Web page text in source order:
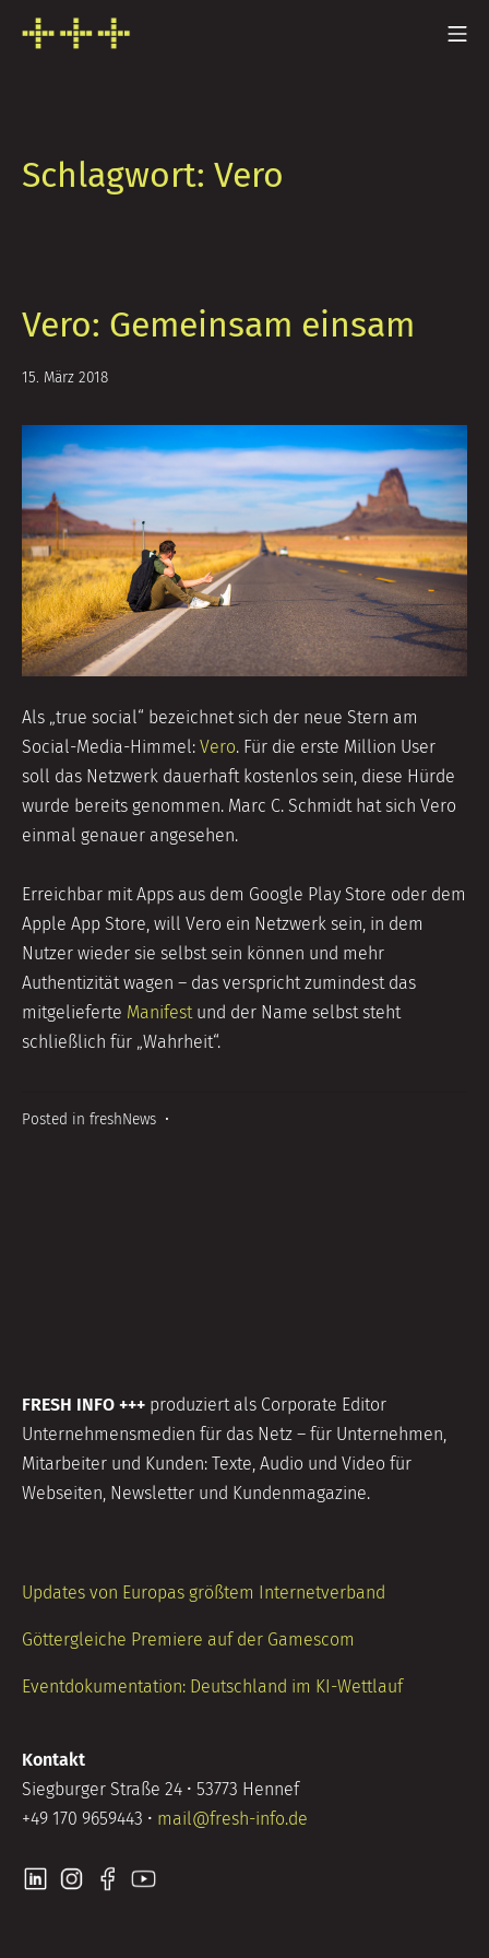
Inhalt
Schlagwort: Vero
Vero: Gemeinsam einsam
15. März 201813.
2020
Als „true social“ bezeichnet sich der neue Stern am
Social-Media-Himmel: Vero. Für die erste Million User
soll das Netzwerk dauerhaft kostenlos sein, diese Hürde
wurde bereits genommen. Marc C. Schmidt hat sich Vero
einmal genauer angesehen.
Erreichbar mit Apps aus dem Google Play Store oder dem
Apple App Store, will Vero ein Netzwerk sein, in dem
Nutzer wieder sie selbst sein können und mehr
Authentizität wagen – das verspricht zumindest das
mitgelieferte Manifest und der Name selbst steht
schließlich für „Wahrheit“.
Posted in freshNews •
FRESH INFO +++ produziert als Corporate Editor
Unternehmensmedien für das Netz – für Unternehmen,
Mitarbeiter und Kunden: Texte, Audio und Video für
Webseiten, Newsletter und Kundenmagazine.
Updates von Europas größtem Internetverband
Göttergleiche Premiere auf der Gamescom
Eventdokumentation: Deutschland im KI-Wettlauf
Kontakt
Siegburger Straße 24 • 53773 Hennef
+49 170 9659443 • mail@fresh-info.de